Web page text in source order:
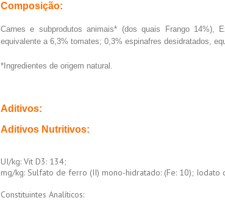
Composição:
Carnes e subprodutos animais* (dos quais Frango 14%),
equivalente a 6,3% tomates; 0,3% espinafres desidratados,
*Ingredientes de origem natural.
Aditivos:
Aditivos Nutritivos:
UI/kg: Vit D3: 134;
mg/kg: Sulfato de ferro (II) mono-hidratado: (Fe: 10); Iodato
Constituintes Analíticos: